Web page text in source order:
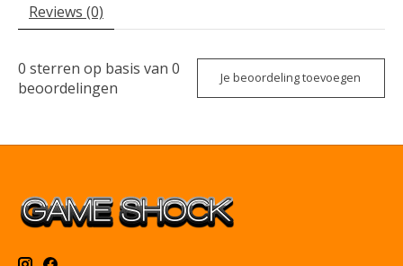
Reviews (0)
0 sterren op basis van 0
beoordelingen
Je beoordeling toevoegen